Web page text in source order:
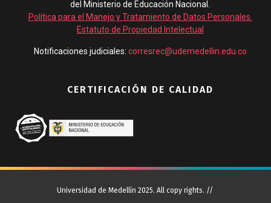
del Ministerio de Educación Nacional.
Política para el Manejo y Tratamiento de Datos Personales.
Estatuto de Propiedad Intelectual
Notificaciones judiciales: corresrec@udemedellin.edu.co
CERTIFICACIÓN DE CALIDAD
Universidad de Medellín 2025. All copy rights. //